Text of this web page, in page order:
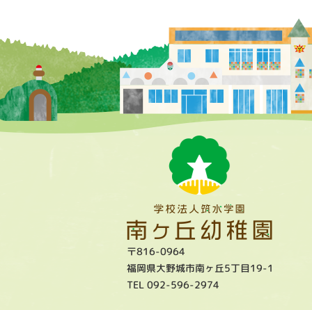
〒816-0964
福岡県大野城市南ヶ丘5丁目19-1
TEL 092-596-2974